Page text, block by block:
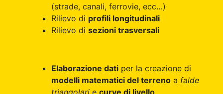
(strade, canali, ferrovie, ecc…)
Rilievo di profili longitudinali
Rilievo di sezioni trasversali
Elaborazione dati per la creazione di
modelli matematici del terreno a falde
triangolari e curve di livello